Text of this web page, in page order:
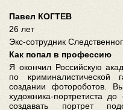
Павел КОГТЕВ
26 лет
Экс-сотрудник
Как попал в профессию
Я окончил Российскую
по криминалистической
создании фотороботов.
художника-портретиста
создавать портрет